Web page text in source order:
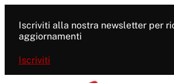
contenuto
Iscriviti alla nostra newsletter per
aggiornamenti
Iscriviti